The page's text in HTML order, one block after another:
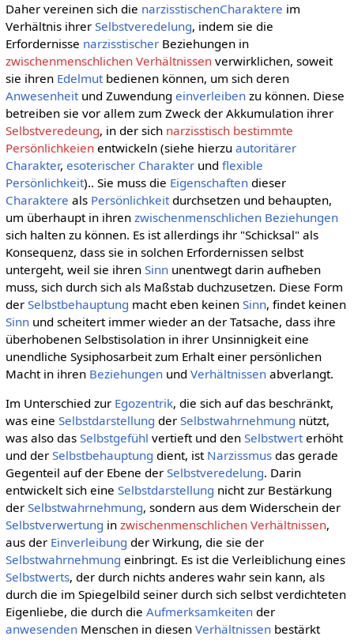
Daher vereinen sich die narzisstischenCharaktere im
Verhältnis ihrer Selbstveredelung, indem sie die
Erfordernisse narzisstischerBeziehungen in
zwischenmenschlichen Verhältnissenverwirklichen, soweit
sie ihren Edelmutbedienen können, um sich deren
Anwesenheitund Zuwendung einverleibenzu können. Diese
betreiben sie vor allem zum Zweck der Akkumulation ihrer
Selbstveredeung, in der sich narzisstisch bestimmte
Persönlichkeienentwickeln (siehe hierzu autoritärer
Charakter, esoterischer Charakterund flexible
Persönlichkeit).. Sie muss die Eigenschaftendieser
Charaktere als Persönlichkeitdurchsetzen und behaupten,
um überhaupt in ihren zwischenmenschlichen Beziehungen
sich halten zu können. Es ist allerdings ihr "Schicksal" als
Konsequenz, dass sie in solchen Erfordernissen selbst
untergeht, weil sie ihren Sinnunentwegt darin aufheben
muss, sich durch sich als Maßstab duchzusetzen. Diese Form
der Selbstbehauptung macht eben keinen Sinn, findet keinen
Sinnund scheitert immer wieder an der Tatsache, dass ihre
überhobenen Selbstisolation in ihrer Unsinnigkeit eine
unendliche Sysiphosarbeit zum Erhalt einer persönlichen
Macht in ihren Beziehungenund Verhältnissenabverlangt.
Im Unterschied zur Egozentrik, die sich auf das beschränkt,
was eine Selbstdarstellung der Selbstwahrnehmung nützt,
was also das Selbstgefühl vertieft und den Selbstwerterhöht
und der Selbstbehauptung dient, ist Narzissmusdas gerade
Gegenteil auf der Ebene der Selbstveredelung. Darin
entwickelt sich eine Selbstdarstellung nicht zur Bestärkung
der Selbstwahrnehmung, sondern aus dem Widerschein der
Selbstverwertung in zwischenmenschlichen Verhältnissen,
aus der Einverleibung der Wirkung, die sie der
Selbstwahrnehmung einbringt. Es ist die Verleiblichung eines
Selbstwerts, der durch nichts anderes wahr sein kann, als
durch die im Spiegelbild seiner durch sich selbst verdichteten
Eigenliebe, die durch die Aufmerksamkeitender
anwesendenMenschen in diesen Verhältnissenbestärkt